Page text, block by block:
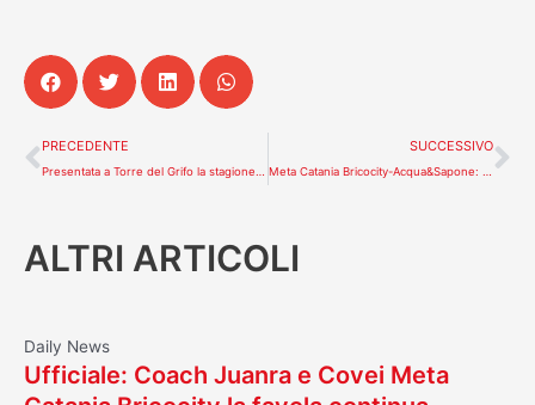
Precedente
PRECEDENTE SUCCESSIVO
ALTRI ARTICOLI
Daily News
Ufficiale: Coach Juanra e Covei Meta